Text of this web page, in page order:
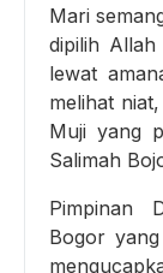
Mari
dipilih
lewat
melihat
Muji yang
Salimah
Pimpinan
Bogor